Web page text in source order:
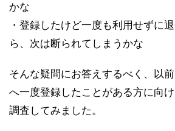
かな
・登録したけど一度も利用せずに
ら、次は断られてしまうかな
そんな疑問にお答えするべく、以
へ一度登録したことがある方に向
調査してみました。